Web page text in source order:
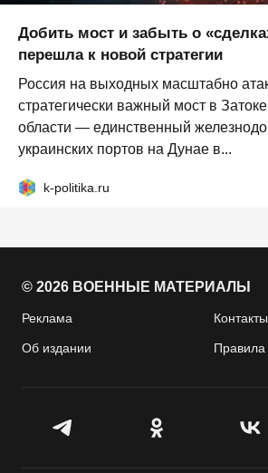
Добить мост и забыть о
перешла к новой стратегии
Россия на выходных масштабно
стратегически важный мост в
области — единственный
украинских портов на Дунае в...
k-politika.ru
© 2026 ВОЕННЫЕ МАТЕРИАЛЫ
Реклама Контакты
Об издании Правила